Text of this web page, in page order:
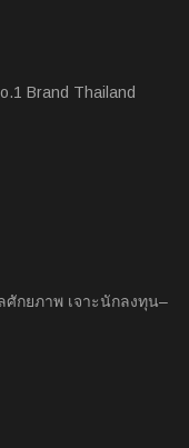
Brand Thailand
ศักยภาพ เจาะนักลงทุน–